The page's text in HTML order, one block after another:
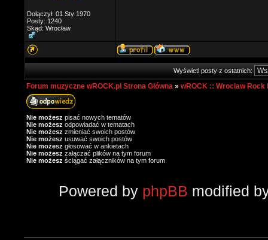
Dołączył: 01 Sty 1970
Posty: 1240
Skąd: Wrocław
Wyświetl posty z ostatnich:
Forum muzyczne wROCK.pl Strona Główna » wROCK :: Wroclaw Rock
Nie możesz pisać nowych tematów
Nie możesz odpowiadać w tematach
Nie możesz zmieniać swoich postów
Nie możesz usuwać swoich postów
Nie możesz głosować w ankietach
Nie możesz załączać plików na tym forum
Nie możesz ściągać załączników na tym forum
Powered by phpBB modified